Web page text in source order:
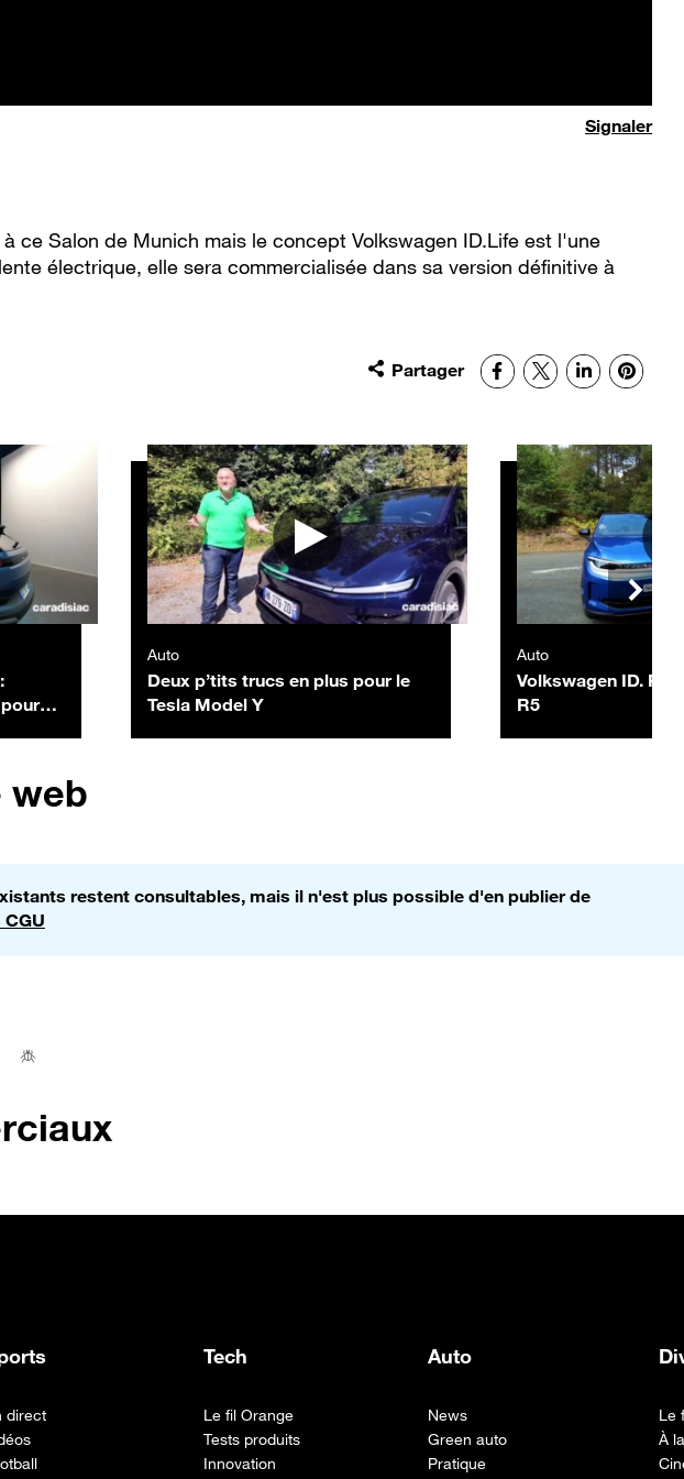
Signaler
ce Salon de Munich mais le concept Volkswagen ID.Life est l'une
électrique, elle sera commercialisée dans sa version définitive à
Partager Facebook
X LinkedIn
Auto
Deux p’tits trucs en plus pour le
Tesla Model Y
Auto
Volkswagen ID. Polo
R5
web
restent consultables, mais il n'est plus possible d'en publier de
CGU
direct
Tech
Le fil Orange
Tests produits
Innovation
Auto
News
Green auto
Pratique
Le
À